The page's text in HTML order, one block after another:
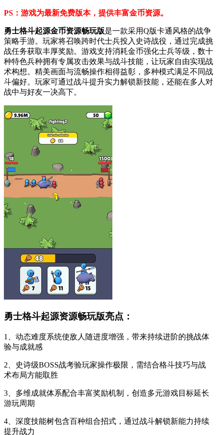
PS：游戏为最新免费版本，提供丰富金币资源。
勇士格斗起源金币资源畅玩版是一款采用Q版卡通风格的战争
策略手游。玩家将召唤跨时代士兵投入史诗战役，通过完成挑
战任务获取丰厚奖励。游戏支持消耗金币强化士兵等级，数十
种特色兵种拥有专属攻击效果与战斗技能，让玩家自由实现战
术构想。精美画面与流畅操作相得益彰，多种模式满足不同战
斗偏好。玩家可通过战斗提升实力解锁新技能，还能在多人对
战中与好友一决高下。
勇士格斗起源资源畅玩版亮点：
1、动态难度系统使敌人随进度增强，带来持续进阶的挑战体
验与成就感
2、史诗级BOSS战考验玩家操作极限，需结合格斗技巧与战
术布局方能取胜
3、多维成就体系配合丰富奖励机制，创造多元游戏目标延长
游玩周期
4、深度技能树包含百种组合招式，通过战斗解锁新能力持续
提升战力